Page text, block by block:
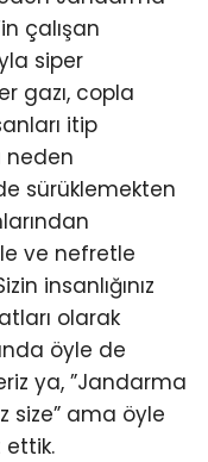
çalışan
siper
gazı, copla
itip
neden
sürüklemekten
ve nefretle
insanlığınız
olarak
öyle de
ya, ”Jandarma
size” ama öyle
ettik.